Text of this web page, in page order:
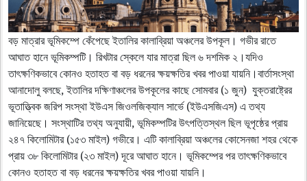
বড় মাত্রার ভূমিকম্পে কেঁপেছে ইতালির কালাব্রিয়া অঞ্চলের উপকূল। গভীর রাতে
আঘাত হানে ভূমিকম্পটি। রিখটার স্কেলে যার মাত্রা ছিল ৬ দশমিক ২।যদিও
তাৎক্ষণিকভাবে কোনও হতাহত বা বড় ধরনের ক্ষয়ক্ষতির খবর পাওয়া যায়নি।বার্তাসংস্থা
আনাদোলু বলছে, ইতালির দক্ষিণাঞ্চলের উপকূলের কাছে সোমবার (১ জুন) যুক্তরাষ্ট্রের
ভূতাত্ত্বিক জরিপ সংস্থা ইউএস জিওলজিক্যাল সার্ভে (ইউএসজিএস) এ তথ্য
জানিয়েছে। সংস্থাটির তথ্য অনুযায়ী, ভূমিকম্পটির উৎপত্তিস্থল ছিল ভূপৃষ্ঠের প্রায়
২৪৭ কিলোমিটার (১৫৩ মাইল) গভীরে। এটি কালাব্রিয়া অঞ্চলের কোসেনজা শহর থেকে
প্রায় ৩৮ কিলোমিটার (২৩ মাইল) দূরে আঘাত হানে। ভূমিকম্পের পর তাৎক্ষণিকভাবে
কোনও হতাহত বা বড় ধরনের ক্ষয়ক্ষতির খবর পাওয়া যায়নি।